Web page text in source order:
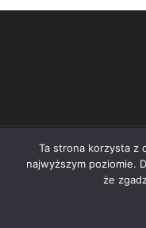
©2026
Ta strona korzysta z
najwyższym poziomie.
że